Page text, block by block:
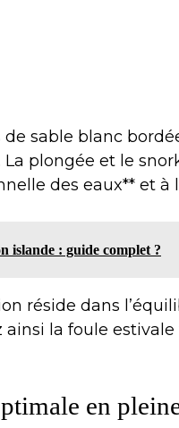
sable blanc
plongée et le
des eaux** et à
islande : guide complet ?
réside dans
la foule
en